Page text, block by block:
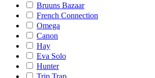
Bruuns Bazaar
French Connection
Omega
Canon
Hay
Eva Solo
Hunter
Trip Trap